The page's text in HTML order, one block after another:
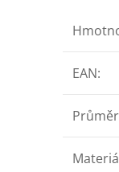
EAN:
Průměr